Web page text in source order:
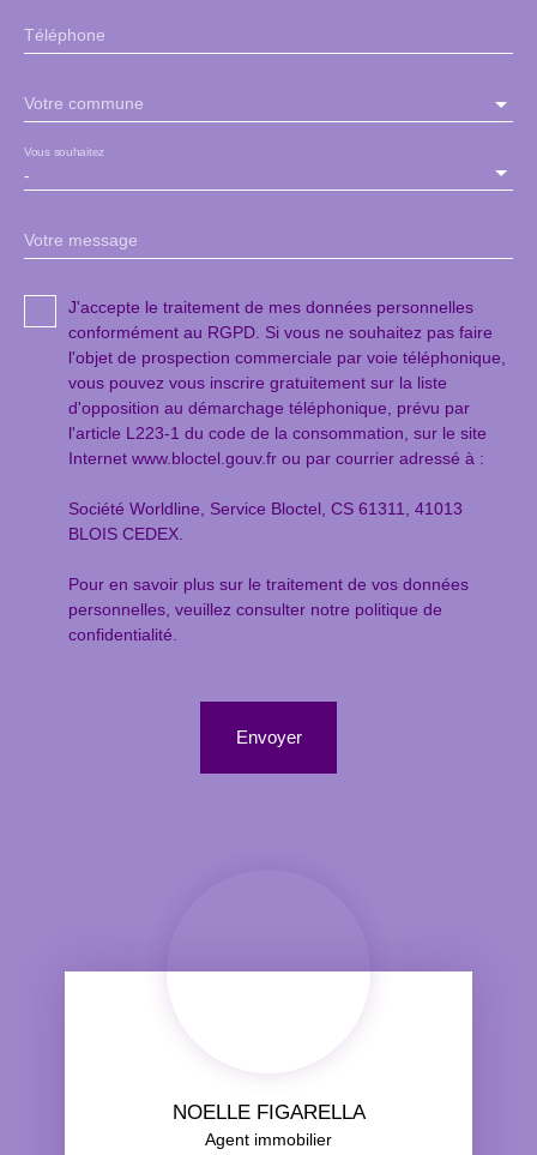
Téléphone
Votre commune
-
Vous souhaitez
Votre message
J'accepte le traitement de mes données personnelles
conformément au RGPD. Si vous ne souhaitez pas faire
l'objet de prospection commerciale par voie téléphonique,
vous pouvez vous inscrire gratuitement sur la liste
d'opposition au démarchage téléphonique, prévu par
l'article L223-1 du code de la consommation, sur le site
Internet www.bloctel.gouv.fr ou par courrier adressé à :
Société Worldline, Service Bloctel, CS 61311, 41013
BLOIS CEDEX.
Pour en savoir plus sur le traitement de vos données
personnelles, veuillez consulter notre politique de
confidentialité
Envoyer
NOELLE FIGARELLA
Agent immobilier